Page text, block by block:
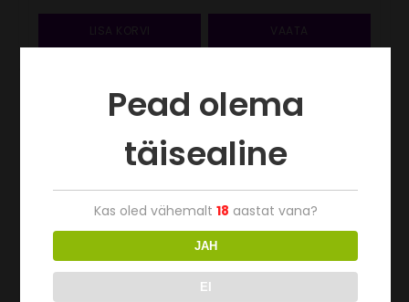
LISA KORVI VAATA
Pead olema
täisealine
Kas oled vähemalt 18 aastat vana?
JAH
EI